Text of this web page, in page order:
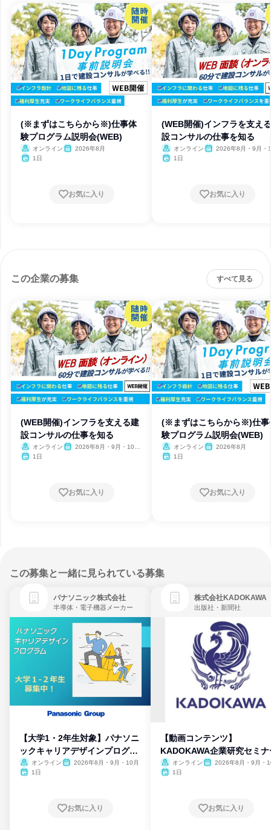
(※まずはこちらから※)仕事体
験プログラム説明会(WEB)
オンライン
2026年8月
1日
お気に入り
(WEB開催)インフラを支え
設コンサルの仕事を知る
オンライン
2026年8月・9月・
1日
お気に入り
この企業の募集 すべて見る
(WEB開催)インフラを支える建
設コンサルの仕事を知る
オンライン
2026年8月・9月・10
1日
お気に入り
(※まずはこちらから※)仕事
験プログラム説明会(WEB)
オンライン
2026年8月
1日
お気に入り
この募集と一緒に見られている募集
パナソニック株式会社
半導体・電子機器メーカー
【大学1・2年生対象】パナソニ
ックキャリアデザインプログラ
ム
オンライン
2026年8月・9月・10月
1日
お気に入り
株式会社KADOKAWA
出版社・新聞社
【動画コンテンツ】
KADOKAWA企業研究セミナ
オンライン
2026年8月・9月・
1日
お気に入り